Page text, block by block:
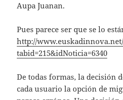
Aupa Juanan.
Pues parece ser que se lo
http://
tabid=215&idNoticia=6340
De todas formas, la decisión
cada usuario la opción de